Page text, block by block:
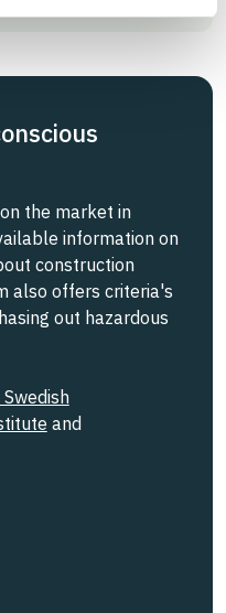
the market in
information on
construction
also offers criteria's
out hazardous
Swedish
and